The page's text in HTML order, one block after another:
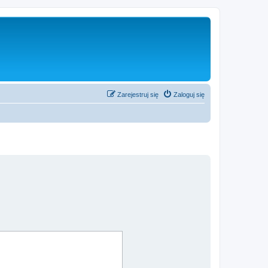
Zaloguj się
Zarejestruj się